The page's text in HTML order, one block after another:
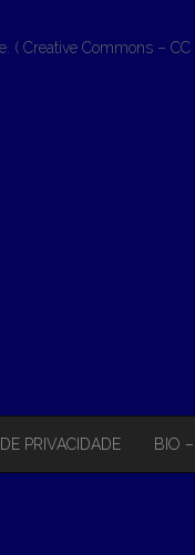
( Creative Commons – CC
PRIVACIDADE BIO